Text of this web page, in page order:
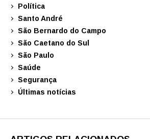
Política
Santo André
São Bernardo do Campo
São Caetano do Sul
São Paulo
Saúde
Segurança
Últimas notícias